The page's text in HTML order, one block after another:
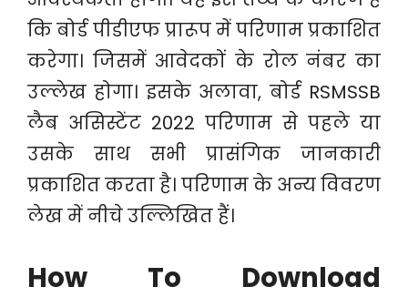
कि बोर्ड पीडीएफ प्रारूप में परिणाम प्रकाशित
करेगा। जिसमें आवेदकों के रोल नंबर का
उल्लेख होगा। इसके अलावा, बोर्ड RSMSSB
लैब असिस्टेंट 2022 परिणाम से पहले या
उसके साथ सभी प्रासंगिक जानकारी
प्रकाशित करता है। परिणाम के अन्य विवरण
लेख में नीचे उल्लिखित हैं।
How To Download